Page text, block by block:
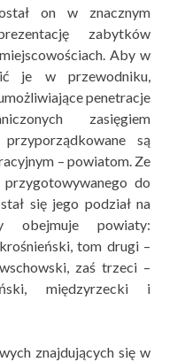
on w znacznym
zabytków
Aby w
je w przewodniku,
penetracje
zasięgiem
są
– powiatom. Ze
do
się jego podział na
powiaty:
tom drugi –
zaś trzeci –
międzyrzecki i
znajdujących się w